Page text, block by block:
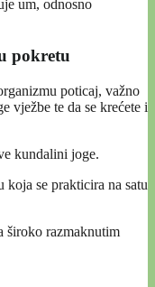
um, odnosno
pokretu
poticaj, važno
vježbe te da se krećete i
kundalini joge.
koja se prakticira na satu
široko razmaknutim